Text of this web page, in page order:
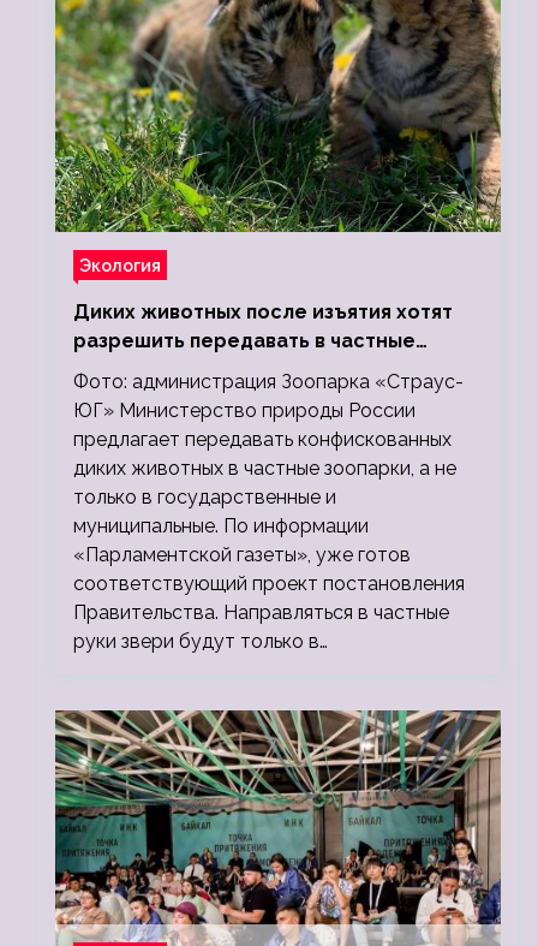
Экология
Диких животных после изъятия хотят
разрешить передавать в частные
зоопарки
Фото: администрация Зоопарка «Страус-
ЮГ» Министерство природы России
предлагает передавать конфискованных
диких животных в частные зоопарки, а не
только в государственные и
муниципальные. По информации
«Парламентской газеты», уже готов
соответствующий проект постановления
Правительства. Направляться в частные
руки звери будут только в…